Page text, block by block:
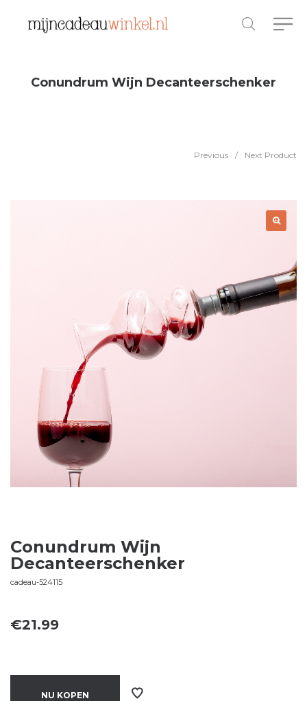
Conundrum Wijn Decanteerschenker
Previous / Next Product
Conundrum Wijn
Decanteerschenker
cadeau-524115
€21.99
NU KOPEN